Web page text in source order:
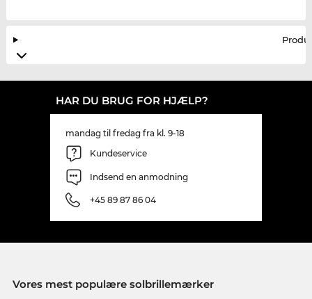
HAR DU BRUG FOR HJÆLP?
mandag til fredag fra kl. 9-18
Kundeservice
Indsend en anmodning
+45 89 87 86 04
Vores mest populære solbrillemærker